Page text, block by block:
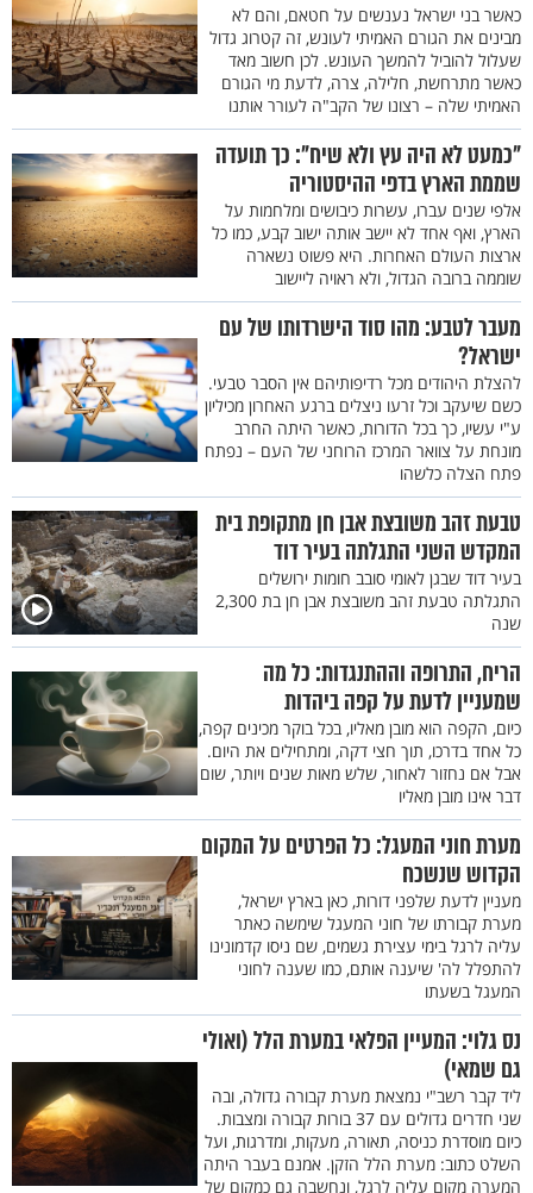
כאשר בני ישראל נענשים על חטאם, והם לא
מבינים את הגורם האמיתי לעונש, זה קטרוג גדול
שעלול להוביל להמשך העונש. לכן חשוב מאד
כאשר מתרחשת, חלילה, צרה, לדעת מי הגורם
האמיתי שלה – רצונו של הקב"ה לעורר אותנו
"כמעט לא היה עץ ולא שיח": כך תועדה
שממת הארץ בדפי ההיסטוריה
אלפי שנים עברו, עשרות כיבושים ומלחמות על
הארץ, ואף אחד לא יישב אותה ישוב קבע, כמו כל
ארצות העולם האחרות. היא פשוט נשארה
שוממה ברובה הגדול, ולא ראויה ליישוב
מעבר לטבע: מהו סוד הישרדותו של עם
ישראל?
להצלת היהודים מכל רדיפותיהם אין הסבר טבעי.
כשם שיעקב וכל זרעו ניצלים ברגע האחרון מכיליון
ע"י עשיו, כך בכל הדורות, כאשר היתה החרב
מונחת על צוואר המרכז הרוחני של העם – נפתח
פתח הצלה כלשהו
טבעת זהב משובצת אבן חן מתקופת בית
המקדש השני התגלתה בעיר דוד
בעיר דוד שבגן לאומי סובב חומות ירושלים
התגלתה טבעת זהב משובצת אבן חן בת 2,300
שנה
הריח, התרופה וההתנגדות: כל מה
שמעניין לדעת על קפה ביהדות
כיום, הקפה הוא מובן מאליו, בכל בוקר מכינים קפה,
כל אחד בדרכו, תוך חצי דקה, ומתחילים את היום.
אבל אם נחזור לאחור, שלש מאות שנים ויותר, שום
דבר אינו מובן מאליו
מערת חוני המעגל: כל הפרטים על המקום
הקדוש שנשכח
מעניין לדעת שלפני דורות, כאן בארץ ישראל,
מערת קבורתו של חוני המעגל שימשה כאתר
עליה לרגל בימי עצירת גשמים, שם ניסו קדמונינו
להתפלל לה' שיענה אותם, כמו שענה לחוני
המעגל בשעתו
נס גלוי: המעיין הפלאי במערת הלל (ואולי
גם שמאי)
ליד קבר רשב"י נמצאת מערת קבורה גדולה, ובה
שני חדרים גדולים עם 37 בורות קבורה ומצבות.
כיום מוסדרת כניסה, תאורה, מעקות, ומדרגות, ועל
השלט כתוב: מערת הלל הזקן. אמנם בעבר היתה
המערה מקום עליה לרגל, ונחשבה גם כמקום של